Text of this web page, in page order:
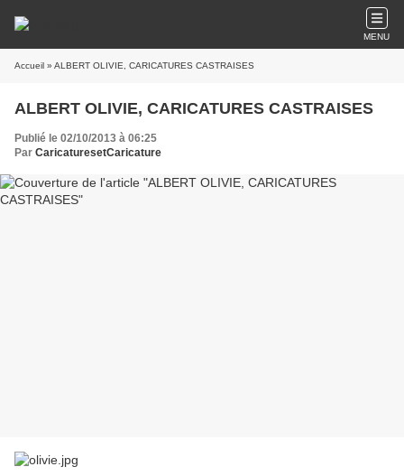
MENU
Accueil » ALBERT OLIVIE, CARICATURES CASTRAISES
ALBERT OLIVIE, CARICATURES CASTRAISES
Publié le 02/10/2013 à 06:25
Par CaricaturesetCaricature